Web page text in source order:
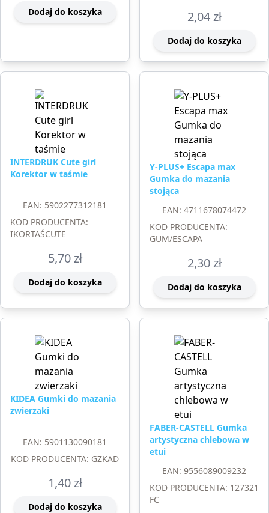
Dodaj do koszyka 2,04zł
Dodaj do koszyka
INTERDRUK Cute girl
Korektor w taśmie
EAN: 5902277312181
KOD PRODUCENTA:
IKORTAŚCUTE
5,70zł
Dodaj do koszyka
Y-PLUS+ Escapa max
Gumka do mazania
stojąca
EAN: 4711678074472
KOD PRODUCENTA:
GUM/ESCAPA
2,30zł
Dodaj do koszyka
KIDEA Gumki do mazania
zwierzaki
EAN: 5901130090181
KOD PRODUCENTA: GZKAD
1,40zł
Dodaj do koszyka
FABER-CASTELL Gumka
artystyczna chlebowa w
etui
EAN: 9556089009232
KOD PRODUCENTA: 127321
FC